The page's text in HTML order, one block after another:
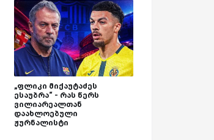
„ფლიკი მიქაუტაძეს
ესაუბრა“ - რას წერს
ვილიარეალთან
დაახლოებული
ჟურნალისტი